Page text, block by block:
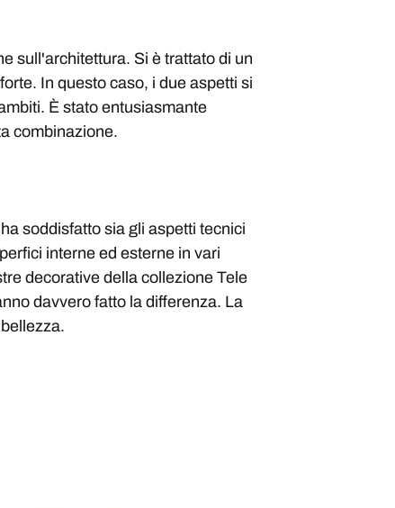
sull'architettura. Si è trattato di un
In questo caso, i due aspetti si
È stato entusiasmante
combinazione.
soddisfatto sia gli aspetti tecnici
interne ed esterne in vari
decorative della collezione Tele
davvero fatto la differenza. La